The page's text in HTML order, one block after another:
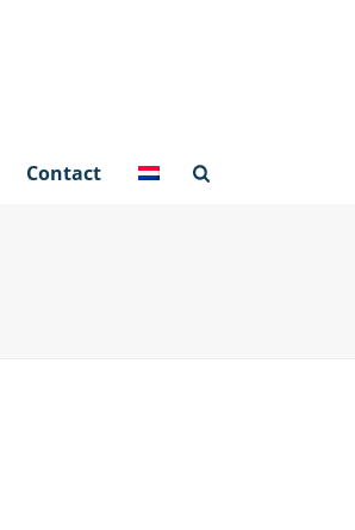
Contact